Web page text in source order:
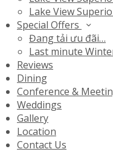
Lake View
Special Offers
Đang tải ưu đãi…
Last minute
Reviews
Dining
Conference &
Weddings
Gallery
Location
Contact Us